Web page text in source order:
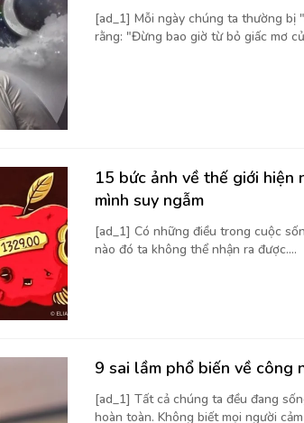
[ad_1] Mỗi ngày chúng ta thường bị
rằng: "Đừng bao giờ từ bỏ giấc mơ
15 bức ảnh về thế giới hiện
mình suy ngẫm
[ad_1] Có những điều trong cuộc
nào đó ta không thể nhận ra được....
9 sai lầm phổ biến về công
[ad_1] Tất cả chúng ta đều đang
hoàn toàn. Không biết mọi người cảm